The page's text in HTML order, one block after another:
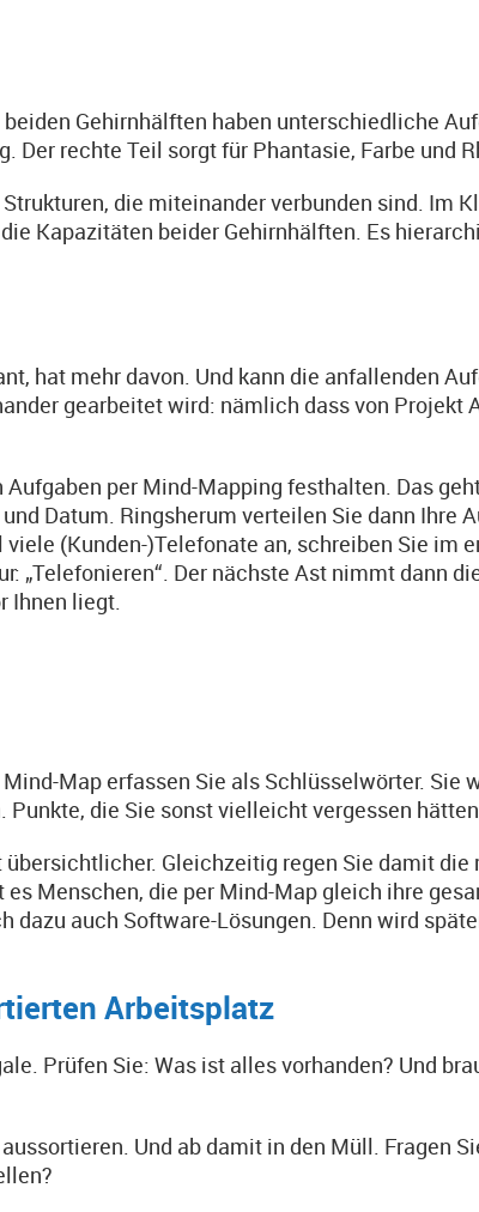
Gehirnhälften haben unterschiedliche
Der rechte Teil sorgt für Phantasie, Farbe und
die miteinander verbunden sind. Im
Kapazitäten beider Gehirnhälften. Es
hat mehr davon. Und kann die anfallenden
gearbeitet wird: nämlich dass von Projekt
per Mind-Mapping festhalten. Das
Datum. Ringsherum verteilen Sie dann Ihre
(Kunden-)Telefonate an, schreiben Sie im
Der nächste Ast nimmt dann
Ihnen liegt.
Map erfassen Sie als Schlüsselwörter. Sie
die Sie sonst vielleicht vergessen
Gleichzeitig regen Sie damit die
Menschen, die per Mind-Map gleich ihre
auch Software-Lösungen. Denn wird
Arbeitsplatz
Prüfen Sie: Was ist alles vorhanden? Und
Und ab damit in den Müll. Fragen